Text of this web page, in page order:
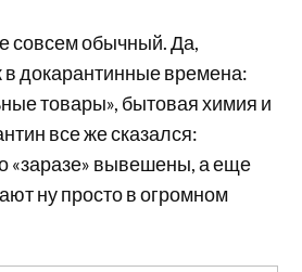
совсем обычный. Да,
в докарантинные времена:
товары», бытовая химия и
все же сказался:
«заразе» вывешены, а еще
ну просто в огромном